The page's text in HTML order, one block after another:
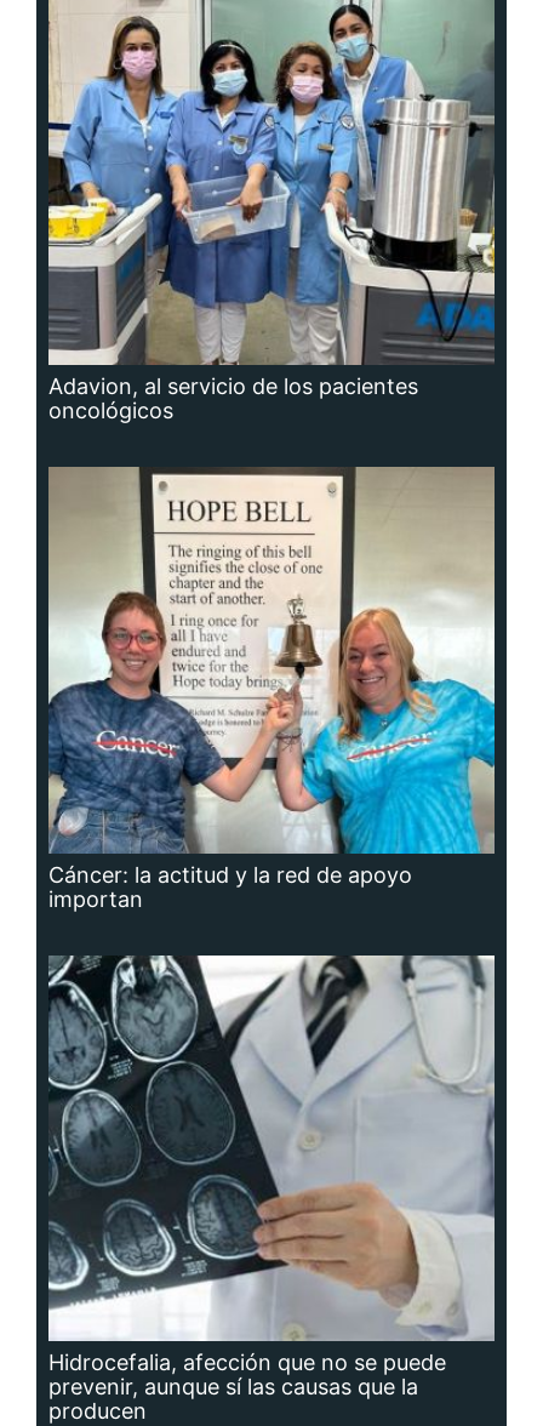
Adavion, al servicio de los pacientes
oncológicos
Cáncer: la actitud y la red de apoyo
importan
Hidrocefalia, afección que no se puede
prevenir, aunque sí las causas que la
producen